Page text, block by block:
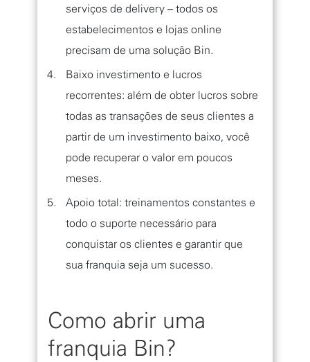
serviços de delivery – todos os
estabelecimentos e lojas online
precisam de uma solução Bin.
Baixo investimento e lucros
recorrentes: além de obter lucros sobre
todas as transações de seus clientes a
partir de um investimento baixo, você
pode recuperar o valor em poucos
meses.
Apoio total: treinamentos constantes e
todo o suporte necessário para
conquistar os clientes e garantir que
sua franquia seja um sucesso.
Como abrir uma
franquia Bin?